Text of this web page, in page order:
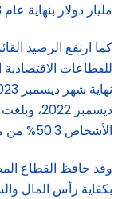
مليار دولار بنهاية عام 2023.
كما ارتفع الرصيد
الأشخاص 50.3% من مجموع القروض والتسهيلات الائتمانية.
وقد حافظ القطاع
بكفاية رأس المال